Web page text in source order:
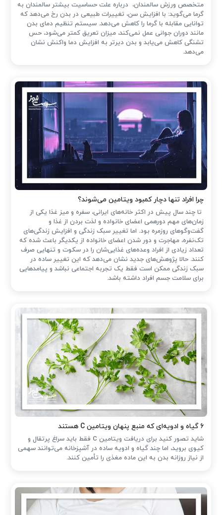
متخصص ورزش سالمندان، درباره علت حساسیت بیشتر سالمندان به
گرما می‌گوید: با افزایش سن، تغییرات طبیعی در بدن رخ می‌دهد که
توانایی مقابله با گرما را کاهش می‌دهد. سیستم تنظیم دمای بدن
مانند دوران جوانی عمل نمی‌کند، میزان تعریق کمتر می‌شود، حس
تشنگی کاهش می‌یابد و بدن دیرتر به افزایش دما واکنش نشان
می‌دهد.
چرا افراد تنها دچار کمبود ویتامین می‌شوند؟
تا چند سال پیش در اکثر خانه‌های ایرانی، سفره و میز غذا یکی از
زمان‌های مهم دورهمی اعضای خانواده و لذت بردن از غذا و
گفت‌وگوهای روزمره بود. اما تغییر سبک زندگی و افزایش زندگی‌های
تک‌نفره، مهاجرت و دور شدن اعضای خانواده از یکدیگر باعث شده که
تعداد زیادی از افراد وعده‌های غذایی‌شان را در سکوت و تنهایی صرف
کنند. حالا پژوهش‌های جدید نشان می‌دهد که این تغییر ساده در
سبک زندگی ممکن است فقط یک تجربه اجتماعی نباشد و پیامدهایی
برای سلامت جسم افراد داشته باشد.
۶ گیاه و ادویه‌ای که منبع پنهان ویتامین C هستند
شاید تصور کنید برای دریافت ویتامین C فقط باید سراغ پرتقال و
کیوی بروید، اما چند گیاه و ادویه ساده در آشپزخانه می‌توانند سهمی
از نیاز روزانه بدن به این ماده مغذی را تأمین کنند.